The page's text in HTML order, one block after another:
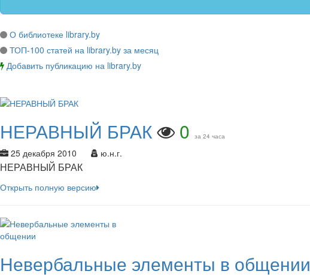
О библиотеке library.by
ТОП-100 статей на library.by за месяц
Добавить публикацию на library.by
НЕРАВНЫЙ БРАК 0 за 24 часа
25 декабря 2010 ю.н.г.
НЕРАВНЫЙ БРАК
Открыть полную версию
Невербальные элементы в общении